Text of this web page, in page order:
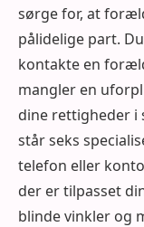
sørge for, at
pålidelige part.
kontakte en
mangler en
dine rettigheder
står seks
telefon eller
der er tilpasset
blinde vinkler og